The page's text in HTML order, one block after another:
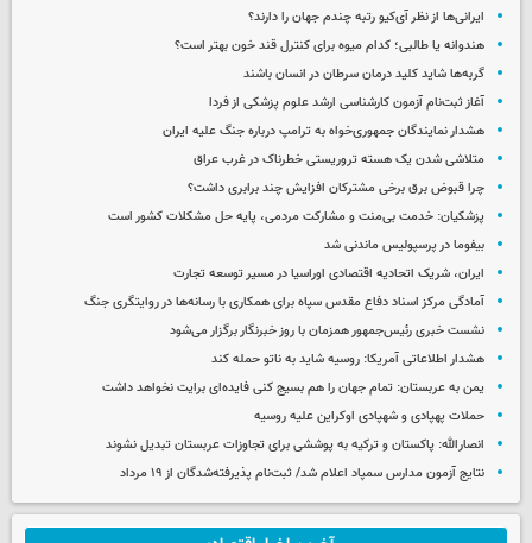
ایرانی‌ها از نظر آی‌کیو رتبه چندم جهان را دارند؟
هندوانه یا طالبی؛ کدام‌ میوه برای کنترل قند خون بهتر است؟
گربه‌ها شاید کلید درمان سرطان در انسان باشند
آغاز ثبت‌نام‌ آزمون کارشناسی ارشد علوم پزشکی از فردا
هشدار نمایندگان جمهوری‌خواه به ترامپ درباره جنگ علیه ایران
متلاشی شدن یک هسته تروریستی خطرناک در غرب عراق
چرا قبوض برق برخی مشترکان افزایش چند برابری داشت؟
پزشکیان: خدمت بی‌منت و مشارکت مردمی، پایه حل مشکلات کشور است
بیفوما در پرسپولیس ماندنی شد
ایران، شریک اتحادیه اقتصادی اوراسیا در مسیر توسعه تجارت
آمادگی مرکز اسناد دفاع مقدس سپاه برای همکاری با رسانه‌ها در روایتگری جنگ
نشست خبری رئیس‌جمهور همزمان با روز خبرنگار برگزار می‌شود
هشدار اطلاعاتی آمریکا: روسیه شاید به ناتو حمله کند
یمن به عربستان: تمام جهان را هم بسیج کنی فایده‌ای برایت نخواهد داشت
حملات پهپادی و شهپادی اوکراین علیه روسیه
انصارالله: پاکستان و ترکیه به پوششی برای تجاوزات عربستان تبدیل نشوند
نتایج آزمون مدارس سمپاد اعلام شد/ ثبت‌نام پذیرفته‌شدگان از ۱۹ مرداد